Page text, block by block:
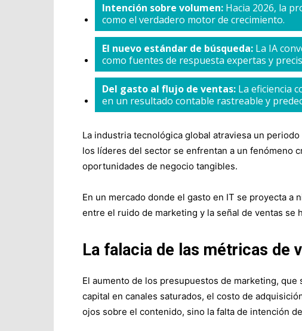
Intención sobre volumen: Hacia 2026, la
como el verdadero motor de crecimiento.
El nuevo estándar de búsqueda: La IA
como fuentes de respuesta expertas y
Del gasto al flujo de ventas: La eficiencia
en un resultado contable rastreable y
La industria tecnológica global atraviesa un
los líderes del sector se enfrentan a un fenómeno
oportunidades de negocio tangibles.
En un mercado donde el gasto en IT se proyecta a
entre el ruido de marketing y la señal de ventas
La falacia de las métricas de
El aumento de los presupuestos de marketing,
capital en canales saturados, el costo de
ojos sobre el contenido, sino la falta de intención